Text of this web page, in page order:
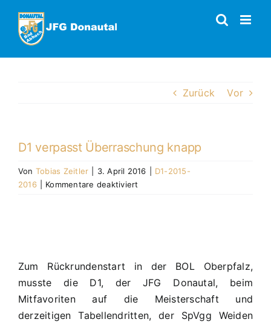
Inhalt
springen
Zurück Vor
D1 verpasst Überraschung knapp
Von Tobias Zeitler 3. April 2016
D1-2015-
2016
Kommentare deaktiviert
Zum Rückrundenstart in der BOL Oberpfalz,
musste die D1, der JFG Donautal, beim
Mitfavoriten auf die Meisterschaft und
derzeitigen Tabellendritten, der SpVgg Weiden